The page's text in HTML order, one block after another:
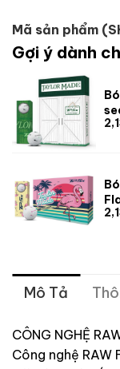
Mã sản phẩm
Gợi ý dành
Mô Tả
CÔNG NGHỆ
Công nghệ